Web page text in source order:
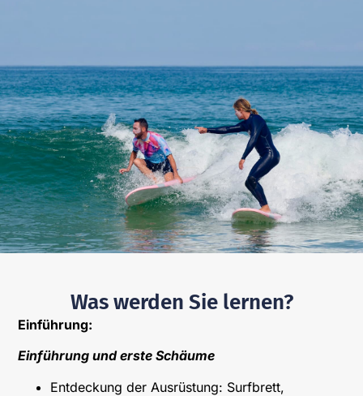
Was werden Sie lernen?
Einführung:
Einführung und erste Schäume
Entdeckung der Ausrüstung: Surfbrett,